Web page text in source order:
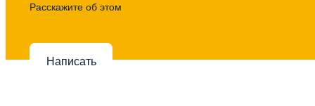
Расскажите об этом
Написать